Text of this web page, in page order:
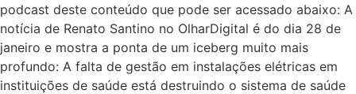
podcast deste conteúdo que pode ser acessado abaixo: A
notícia de Renato Santino no OlharDigital é do dia 28 de
janeiro e mostra a ponta de um iceberg muito mais
profundo: A falta de gestão em instalações elétricas em
instituições de saúde está destruindo o sistema de saúde